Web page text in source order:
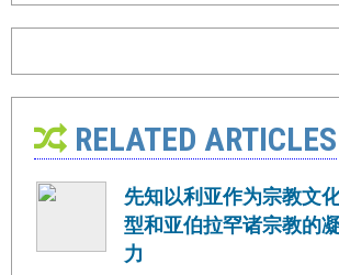
RELATED ARTICLES
先知以利亚作为宗教文
型和亚伯拉罕诸宗教的
力